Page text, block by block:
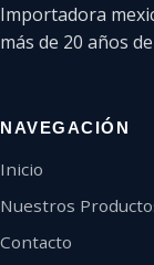
Importadora
más de 20 años
NAVEGACIÓN
Inicio
Nuestros
Contacto